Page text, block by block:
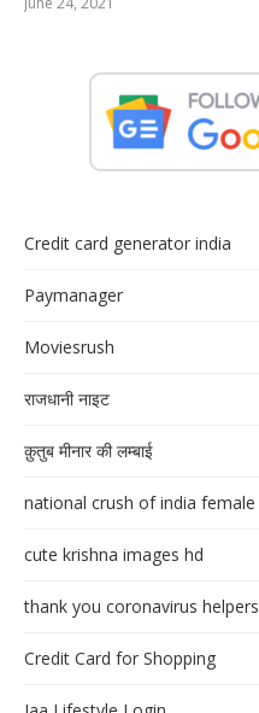
Credit card generator india
Paymanager
Moviesrush
राजधानी नाइट
क़ुतुब मीनार की लम्बाई
national crush of india female
cute krishna images hd
thank you coronavirus helpers
Credit Card for Shopping